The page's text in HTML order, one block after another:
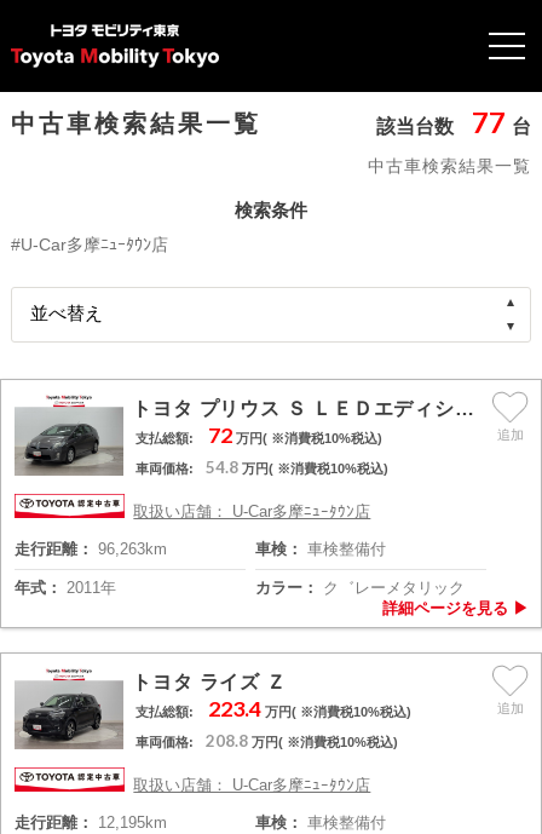
中古車検索結果一覧
中古車検索結果一覧
該当台数 77 台
検索条件
#U-Car多摩ﾆｭｰﾀｳﾝ店
トヨタ プリウス Ｓ ＬＥＤエディション
支払総額: 72万円( ※消費税10%税込)
車両価格: 54.8 万円( ※消費税10%税込)
取扱い店舗： U-Car多摩ﾆｭｰﾀｳﾝ店
走行距離： 96,263km 車検： 車検整備付
年式： 2011年 カラー： ク゛レーメタリック
トヨタ ライズ Ｚ
支払総額: 223.4万円( ※消費税10%税込)
車両価格: 208.8 万円( ※消費税10%税込)
取扱い店舗： U-Car多摩ﾆｭｰﾀｳﾝ店
走行距離： 12,195km 車検： 車検整備付